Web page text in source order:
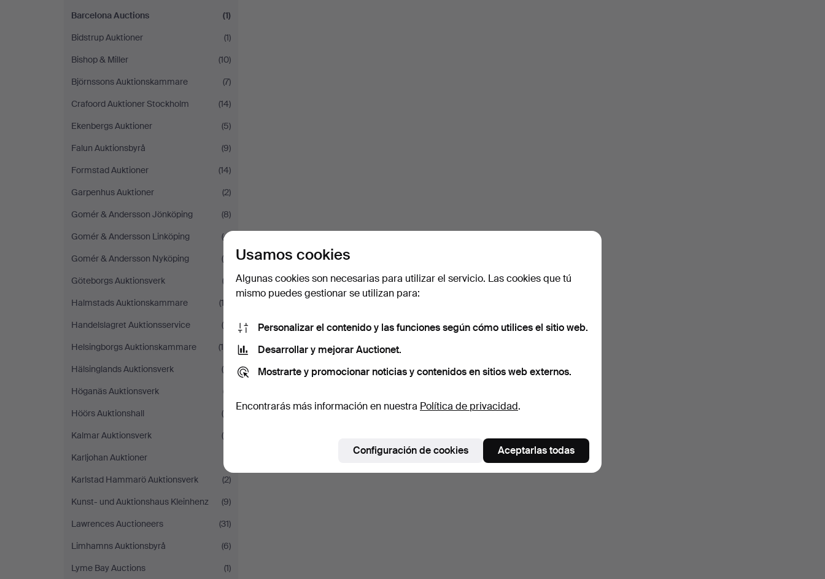
Barcelona Auctions
(1)
Bidstrup Auktioner
(1)
Bishop & Miller
(10)
Björnssons Auktionskammare
(7)
Crafoord Auktioner Stockholm
(14)
Ekenbergs Auktioner
(5)
Falun Auktionsbyrå
(9)
Formstad Auktioner
(14)
Garpenhus Auktioner
(2)
Gomér & Andersson Jönköping
(8)
Gomér & Andersson Linköping
(4)
Gomér & Andersson Nyköping
(6)
Göteborgs Auktionsverk
(2)
Halmstads Auktionskammare
(12)
Handelslagret Auktionsservice
(4)
Helsingborgs Auktionskammare
(10)
Hälsinglands Auktionsverk
(4)
Höganäs Auktionsverk
(7)
Höörs Auktionshall
(4)
Kalmar Auktionsverk
(8)
Karljohan Auktioner
Karlstad Hammarö Auktionsverk
(2)
Kunst- und Auktionshaus Kleinhenz
(9)
Lawrences Auctioneers
(31)
Limhamns Auktionsbyrå
(6)
Lyme Bay Auctions
(1)
Usamos cookies
Algunas cookies son necesarias para utilizar el servicio. Las cookies que tú
mismo puedes gestionar se utilizan para:
Personalizar el contenido y las funciones según cómo utilices el sitio web.
Desarrollar y mejorar Auctionet.
Mostrarte y promocionar noticias y contenidos en sitios web externos.
Encontrarás más información en nuestra Política de privacidad.
Configuración de cookies Aceptarlas todas